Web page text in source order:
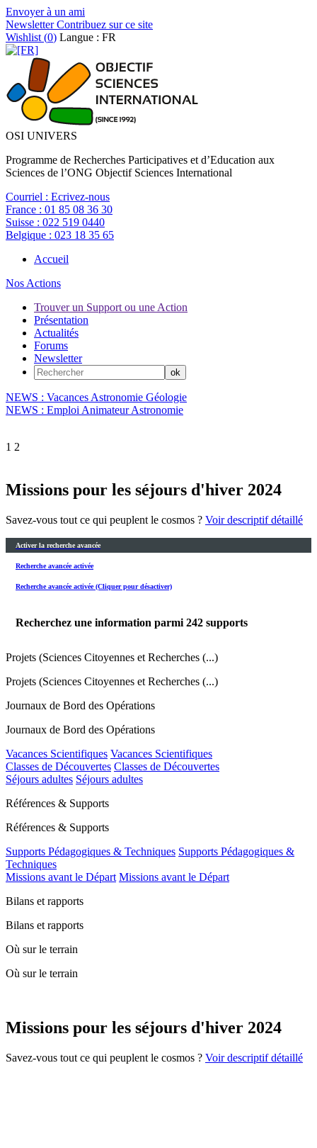
Envoyer à un ami
NewsletterContribuez sur ce site
Wishlist (0) Langue : FR
OSI UNIVERS
Programme de Recherches Participatives et d’Education aux
Sciences de l’ONG Objectif Sciences International
Courriel : Ecrivez-nous
France : 01 85 08 36 30
Suisse : 022 519 0440
Belgique : 023 18 35 65
Accueil
Nos Actions
Trouver un Support ou une Action
Présentation
Actualités
Forums
Newsletter
NEWS : Vacances Astronomie Géologie
NEWS : Emploi Animateur Astronomie
1 2
Missions pour les séjours d'hiver 2024
Savez-vous tout ce qui peuplent le cosmos ? Voir descriptif détaillé
Activer la recherche avancée
Recherche avancée activée
Recherche avancée activée (Cliquer pour désactiver)
Recherchez une information parmi 242 supports
Projets (Sciences Citoyennes et Recherches (...)
Projets (Sciences Citoyennes et Recherches (...)
Journaux de Bord des Opérations
Journaux de Bord des Opérations
Vacances Scientifiques Vacances Scientifiques
Classes de Découvertes Classes de Découvertes
Séjours adultes Séjours adultes
Références & Supports
Références & Supports
Supports Pédagogiques & Techniques Supports Pédagogiques &
Techniques
Missions avant le Départ Missions avant le Départ
Bilans et rapports
Bilans et rapports
Où sur le terrain
Où sur le terrain
Missions pour les séjours d'hiver 2024
Savez-vous tout ce qui peuplent le cosmos ? Voir descriptif détaillé